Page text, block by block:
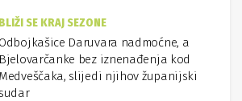
BLIŽI SE KRAJ SEZONE
Odbojkašice Daruvara nadmoćne, a
Bjelovarčanke bez iznenađenja kod
Medveščaka, slijedi njihov županijski
sudar